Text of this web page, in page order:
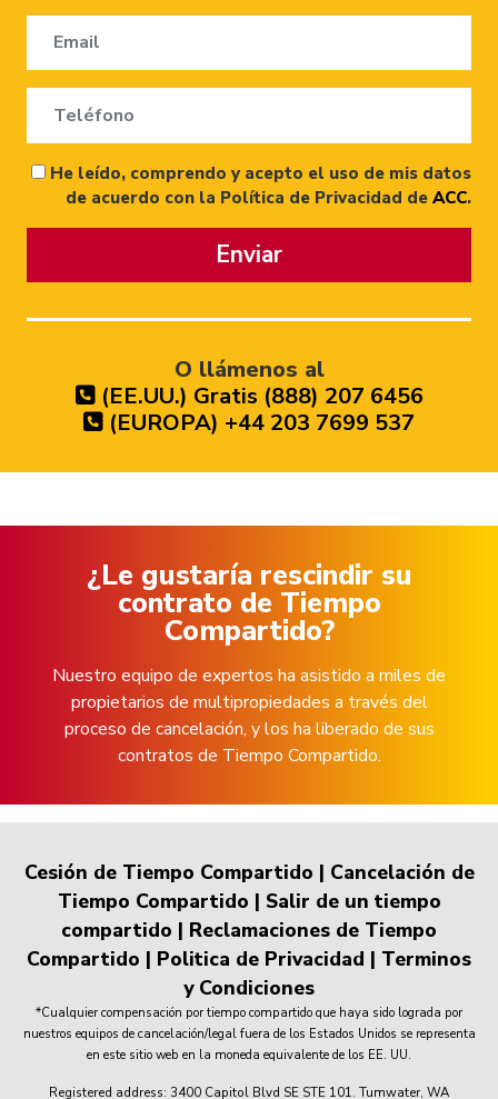
He leído, comprendo y acepto el uso de mis datos
de acuerdo con la Política de Privacidad de ACC.
Enviar
O llámenos al
(EE.UU.) Gratis (888) 207 6456
(EUROPA) +44 203 7699 537
¿Le gustaría rescindir su
contrato de Tiempo
Compartido?
Nuestro equipo de expertos ha asistido a miles de
propietarios de multipropiedades a través del
proceso de cancelación, y los ha liberado de sus
contratos de Tiempo Compartido.
Cesión de Tiempo Compartido | Cancelación de
Tiempo Compartido | Salir de un tiempo
compartido | Reclamaciones de Tiempo
Compartido | Politica de Privacidad | Terminos
y Condiciones
*Cualquier compensación por tiempo compartido que haya sido lograda por
nuestros equipos de cancelación/legal fuera de los Estados Unidos se representa
en este sitio web en la moneda equivalente de los EE. UU.
Registered address: 3400 Capitol Blvd SE STE 101. Tumwater, WA